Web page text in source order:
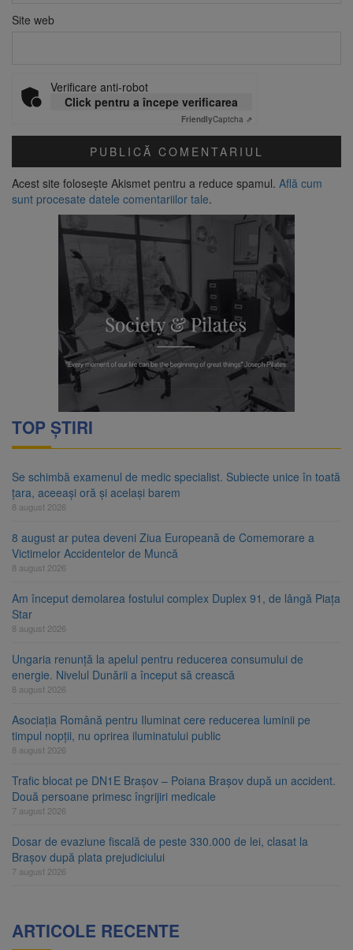
Site web
Verificare anti-robot
Click pentru a începe verificarea
FriendlyCaptcha ⇗
Acest site folosește Akismet pentru a reduce spamul. Află cum
sunt procesate datele comentariilor tale.
TOP ȘTIRI
Se schimbă examenul de medic specialist. Subiecte unice în toată
țara, aceeași oră și același barem
8 august 2026
8 august ar putea deveni Ziua Europeană de Comemorare a
Victimelor Accidentelor de Muncă
8 august 2026
Am început demolarea fostului complex Duplex 91, de lângă Piața
Star
8 august 2026
Ungaria renunță la apelul pentru reducerea consumului de
energie. Nivelul Dunării a început să crească
8 august 2026
Asociația Română pentru Iluminat cere reducerea luminii pe
timpul nopții, nu oprirea iluminatului public
8 august 2026
Trafic blocat pe DN1E Brașov – Poiana Brașov după un accident.
Două persoane primesc îngrijiri medicale
7 august 2026
Dosar de evaziune fiscală de peste 330.000 de lei, clasat la
Brașov după plata prejudiciului
7 august 2026
ARTICOLE RECENTE